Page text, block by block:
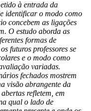
à entrada da
identificar o modo como
concebem as ligações
O estudo aborda as
formas de
futuros professores se
e o modo como
variadas.
fechados mostrem
visão abrangente da
refletem, em
qual o lado de